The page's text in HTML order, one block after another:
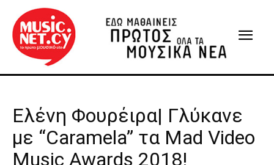
Ελένη Φουρέιρα| Γλύκανε
με “Caramela” τα Mad Video
Music Awards 2018!